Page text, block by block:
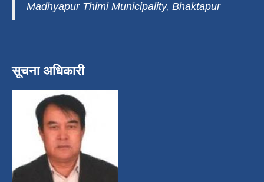
Madhyapur Thimi Municipality, Bhaktapur
सूचना अधिकारी